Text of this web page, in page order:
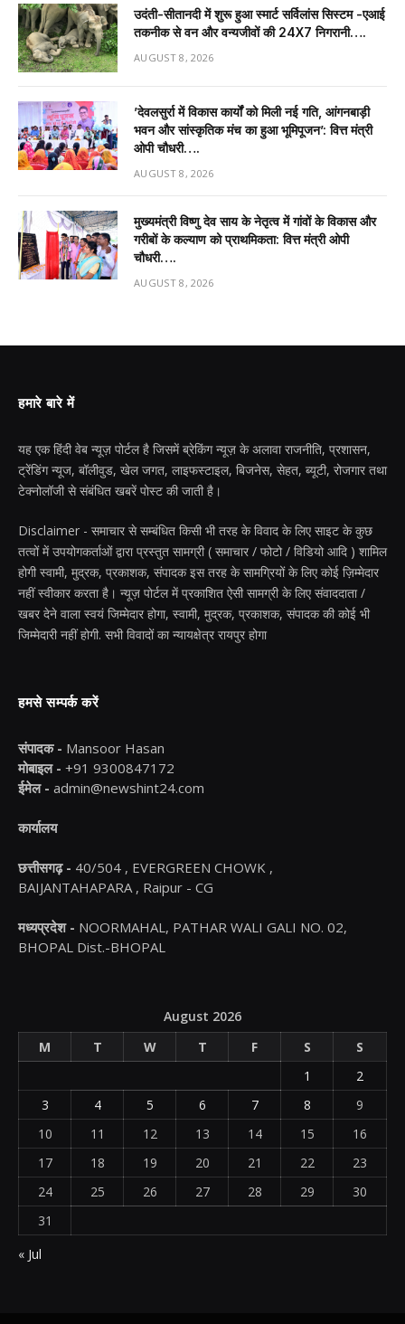
उदंती-सीतानदी में शुरू हुआ स्मार्ट सर्विलांस सिस्टम -एआई
तकनीक से वन और वन्यजीवों की 24X7 निगरानी….
AUGUST 8, 2026
’देवलसुर्रा में विकास कार्यों को मिली नई गति, आंगनबाड़ी
भवन और सांस्कृतिक मंच का हुआ भूमिपूजन’: वित्त मंत्री
ओपी चौधरी….
AUGUST 8, 2026
मुख्यमंत्री विष्णु देव साय के नेतृत्व में गांवों के विकास और
गरीबों के कल्याण को प्राथमिकता: वित्त मंत्री ओपी
चौधरी….
AUGUST 8, 2026
हमारे बारे में
यह एक हिंदी वेब न्यूज़ पोर्टल है जिसमें ब्रेकिंग न्यूज़ के अलावा राजनीति, प्रशासन,
ट्रेंडिंग न्यूज, बॉलीवुड, खेल जगत, लाइफस्टाइल, बिजनेस, सेहत, ब्यूटी, रोजगार तथा
टेक्नोलॉजी से संबंधित खबरें पोस्ट की जाती है।
Disclaimer - समाचार से सम्बंधित किसी भी तरह के विवाद के लिए साइट के कुछ
तत्वों में उपयोगकर्ताओं द्वारा प्रस्तुत सामग्री ( समाचार / फोटो / विडियो आदि ) शामिल
होगी स्वामी, मुद्रक, प्रकाशक, संपादक इस तरह के सामग्रियों के लिए कोई ज़िम्मेदार
नहीं स्वीकार करता है। न्यूज़ पोर्टल में प्रकाशित ऐसी सामग्री के लिए संवाददाता /
खबर देने वाला स्वयं जिम्मेदार होगा, स्वामी, मुद्रक, प्रकाशक, संपादक की कोई भी
जिम्मेदारी नहीं होगी. सभी विवादों का न्यायक्षेत्र रायपुर होगा
हमसे सम्पर्क करें
संपादक - Mansoor Hasan
मोबाइल - +91 9300847172
ईमेल - admin@newshint24.com
कार्यालय
छत्तीसगढ़ - 40/504 , EVERGREEN CHOWK ,
BAIJANTAHAPARA , Raipur - CG
मध्यप्रदेश - NOORMAHAL, PATHAR WALI GALI NO. 02,
BHOPAL Dist.-BHOPAL
August 2026
M
T W T F S
S
1
2
3
4 5 6 7 8
9
10
11 12 13 14 15
16
17
18 19 20 21 22
23
24
25 26 27 28 29
30
31
« Jul